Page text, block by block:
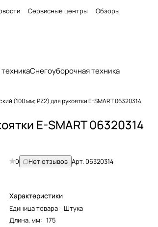
Сервисные центры Обзоры
Снегоуборочная техника
(100 мм; PZ2) для рукоятки E-SMART 06320314
E-SMART 06320314
0 Нет отзывов Арт.06320314
Характеристики
Единица товара: Штука
Длина, мм: 175